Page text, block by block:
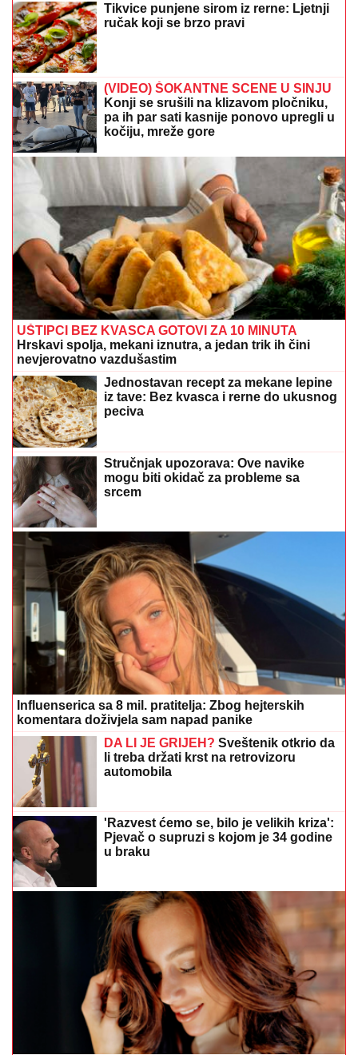
Tikvice punjene sirom iz rerne: Ljetnji
ručak koji se brzo pravi
(VIDEO) ŠOKANTNE SCENE U SINJU
Konji se srušili na klizavom pločniku,
pa ih par sati kasnije ponovo upregli u
kočiju, mreže gore
UŠTIPCI BEZ KVASCA GOTOVI ZA 10 MINUTA
Hrskavi spolja, mekani iznutra, a jedan trik ih čini
nevjerovatno vazdušastim
Jednostavan recept za mekane lepine
iz tave: Bez kvasca i rerne do ukusnog
peciva
Stručnjak upozorava: Ove navike
mogu biti okidač za probleme sa
srcem
Influenserica sa 8 mil. pratitelja: Zbog hejterskih
komentara doživjela sam napad panike
DA LI JE GRIJEH? Sveštenik otkrio da
li treba držati krst na retrovizoru
automobila
'Razvest ćemo se, bilo je velikih kriza':
Pjevač o supruzi s kojom je 34 godine
u braku